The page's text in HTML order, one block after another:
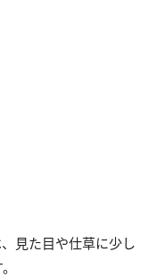
見た目や仕草に少し